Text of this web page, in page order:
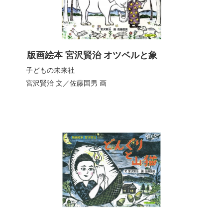
版画絵本 宮沢賢治 オツベルと象
子どもの未来社
宮沢賢治文／佐藤国男 画